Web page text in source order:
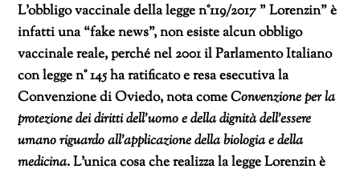
L’obbligo vaccinale della legge n°119/2017 ” Lorenzin” è
infatti una “fake news”, non esiste alcun obbligo
vaccinale reale, perché nel 2001 il Parlamento Italiano
con legge n° 145 ha ratificato e resa esecutiva la
Convenzione di Oviedo, nota comeConvenzione per la
protezione dei diritti dell’uomo e della dignità dell’essere
umano riguardo all’applicazione della biologia e della
medicina. L’unica cosa che realizza la legge Lorenzin è